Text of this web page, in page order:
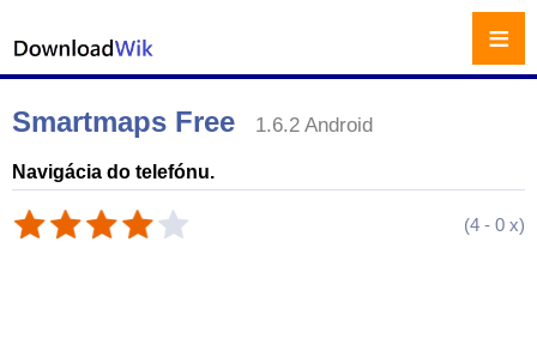
Smartmaps Free 1.6.2 Android
Navigácia do telefónu.
(4 - 0 x)
≡